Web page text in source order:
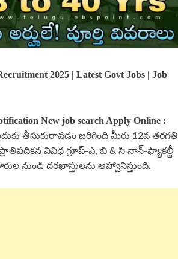
2025 | Latest Govt Jobs | Job
New job search Apply Online :
తీసుకురావడం జరిగింది మీరు 12వ తరగతి
వివిధ గ్రూప్-ఎ, బి & సి నాన్-ఫ్యాకల్టీ
నుండి దరఖాస్తులను ఆహ్వానిస్తుంది.